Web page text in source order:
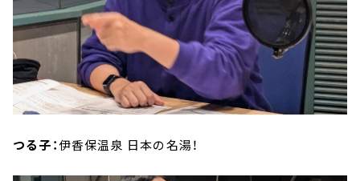
つる子：伊香保温泉 日本の名湯！